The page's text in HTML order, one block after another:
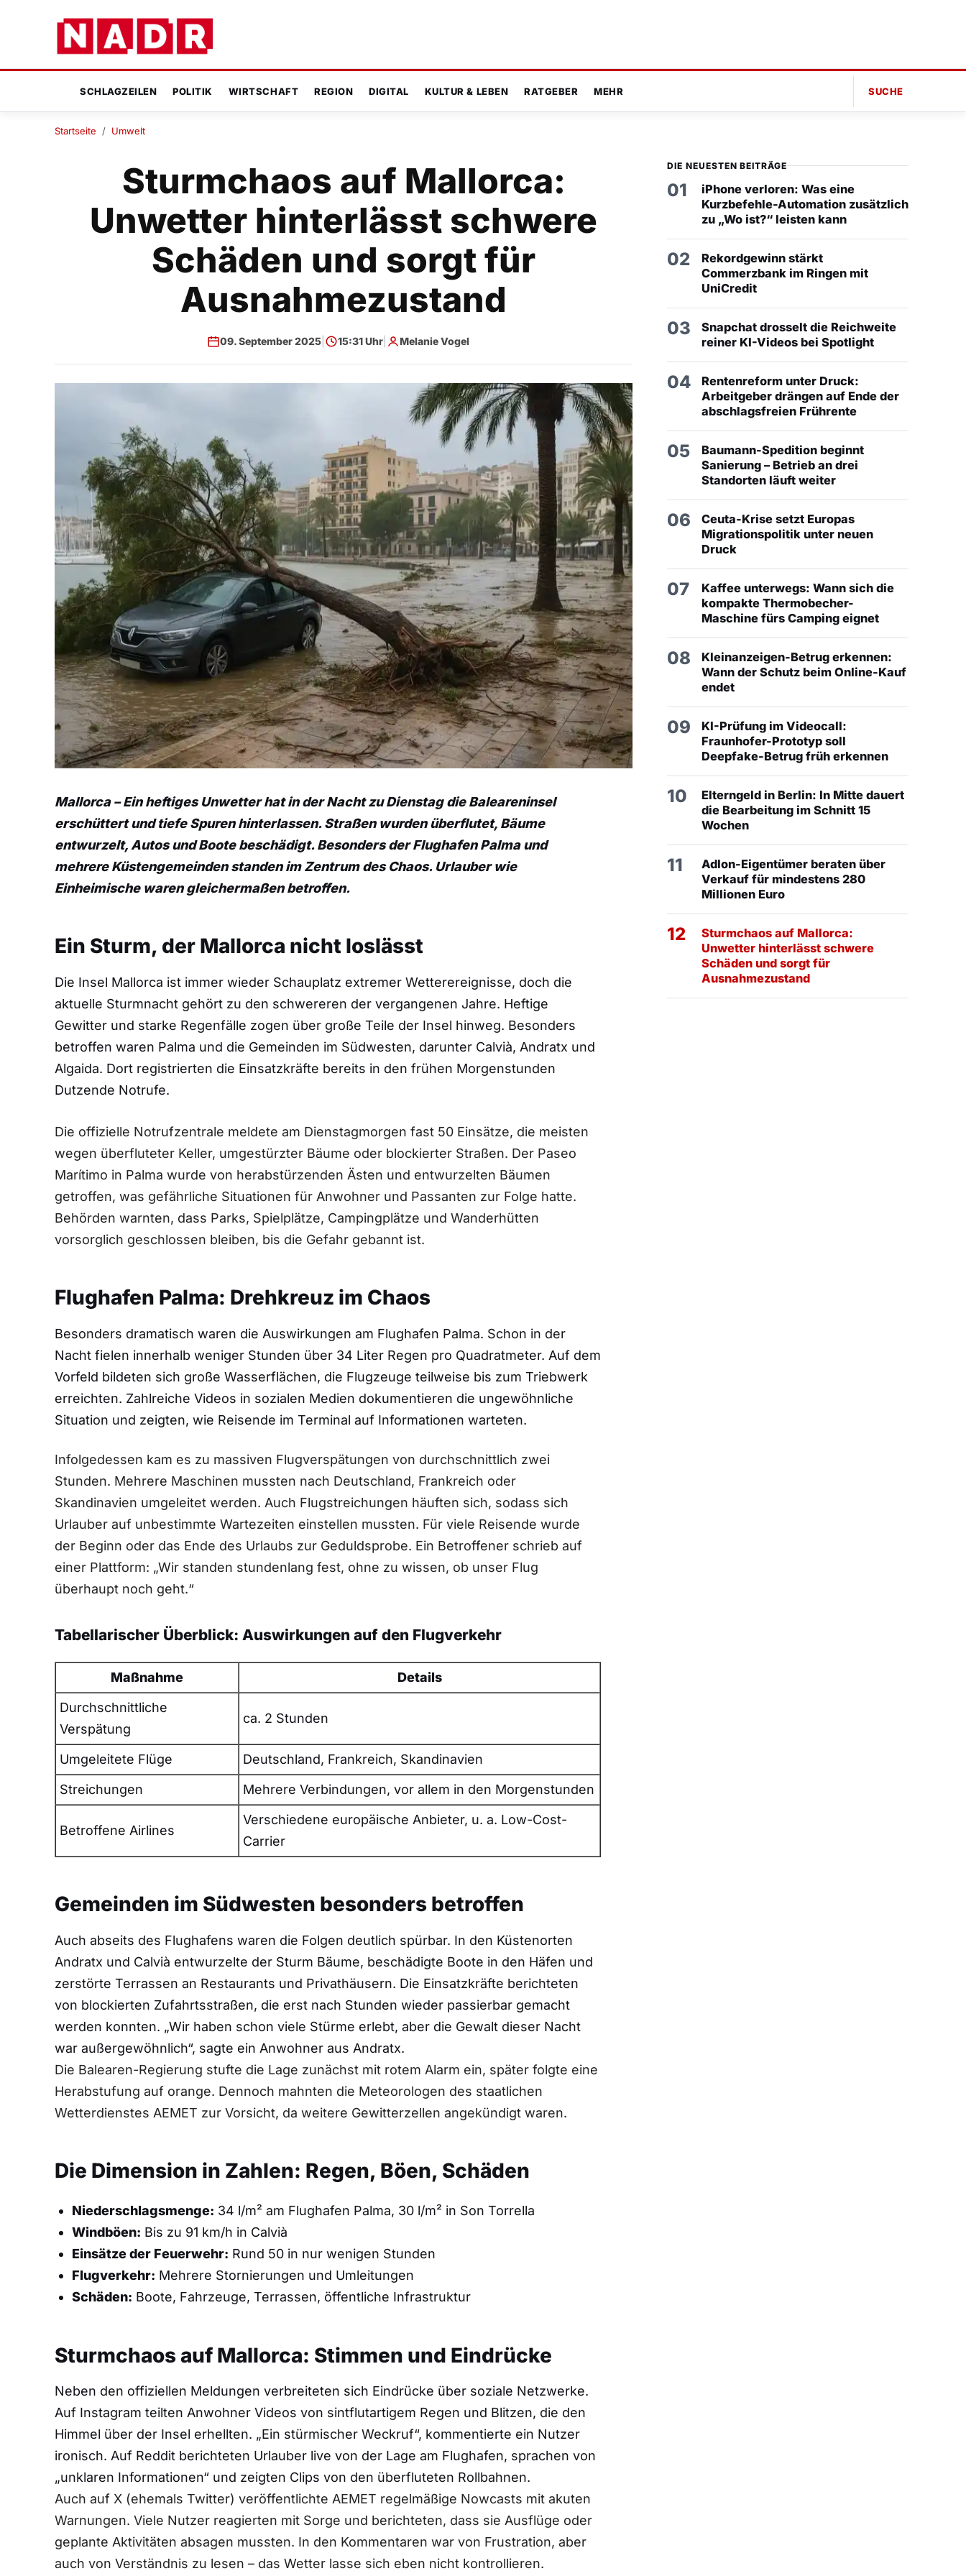
SCHLAGZEILEN POLITIK WIRTSCHAFT REGION DIGITAL KULTUR & LEBEN RATGEBER MEHR SUCHE
Startseite / Umwelt
Sturmchaos auf Mallorca:
Unwetter hinterlässt schwere
Schäden und sorgt für
Ausnahmezustand
09. September 2025 15:31 Uhr Melanie Vogel
Mallorca – Ein heftiges Unwetter hat in der Nacht zu Dienstag die Baleareninsel
erschüttert und tiefe Spuren hinterlassen. Straßen wurden überflutet, Bäume
entwurzelt, Autos und Boote beschädigt. Besonders der Flughafen Palma und
mehrere Küstengemeinden standen im Zentrum des Chaos. Urlauber wie
Einheimische waren gleichermaßen betroffen.
Ein Sturm, der Mallorca nicht loslässt
Die Insel Mallorca ist immer wieder Schauplatz extremer Wetterereignisse, doch die
aktuelle Sturmnacht gehört zu den schwereren der vergangenen Jahre. Heftige
Gewitter und starke Regenfälle zogen über große Teile der Insel hinweg. Besonders
betroffen waren Palma und die Gemeinden im Südwesten, darunter Calvià, Andratx und
Algaida. Dort registrierten die Einsatzkräfte bereits in den frühen Morgenstunden
Dutzende Notrufe.
Die offizielle Notrufzentrale meldete am Dienstagmorgen fast 50 Einsätze, die meisten
wegen überfluteter Keller, umgestürzter Bäume oder blockierter Straßen. Der Paseo
Marítimo in Palma wurde von herabstürzenden Ästen und entwurzelten Bäumen
getroffen, was gefährliche Situationen für Anwohner und Passanten zur Folge hatte.
Behörden warnten, dass Parks, Spielplätze, Campingplätze und Wanderhütten
vorsorglich geschlossen bleiben, bis die Gefahr gebannt ist.
Flughafen Palma: Drehkreuz im Chaos
Besonders dramatisch waren die Auswirkungen am Flughafen Palma. Schon in der
Nacht fielen innerhalb weniger Stunden über 34 Liter Regen pro Quadratmeter. Auf dem
Vorfeld bildeten sich große Wasserflächen, die Flugzeuge teilweise bis zum Triebwerk
erreichten. Zahlreiche Videos in sozialen Medien dokumentieren die ungewöhnliche
Situation und zeigten, wie Reisende im Terminal auf Informationen warteten.
Infolgedessen kam es zu massiven Flugverspätungen von durchschnittlich zwei
Stunden. Mehrere Maschinen mussten nach Deutschland, Frankreich oder
Skandinavien umgeleitet werden. Auch Flugstreichungen häuften sich, sodass sich
Urlauber auf unbestimmte Wartezeiten einstellen mussten. Für viele Reisende wurde
der Beginn oder das Ende des Urlaubs zur Geduldsprobe. Ein Betroffener schrieb auf
einer Plattform: „Wir standen stundenlang fest, ohne zu wissen, ob unser Flug
überhaupt noch geht.“
Tabellarischer Überblick: Auswirkungen auf den Flugverkehr
Maßnahme
Details
Durchschnittliche
Verspätung
ca. 2 Stunden
Umgeleitete Flüge
Deutschland, Frankreich, Skandinavien
Streichungen
Mehrere Verbindungen, vor allem in den Morgenstunden
Betroffene Airlines
Verschiedene europäische Anbieter, u. a. Low-Cost-
Carrier
Gemeinden im Südwesten besonders betroffen
Auch abseits des Flughafens waren die Folgen deutlich spürbar. In den Küstenorten
Andratx und Calvià entwurzelte der Sturm Bäume, beschädigte Boote in den Häfen und
zerstörte Terrassen an Restaurants und Privathäusern. Die Einsatzkräfte berichteten
von blockierten Zufahrtsstraßen, die erst nach Stunden wieder passierbar gemacht
werden konnten. „Wir haben schon viele Stürme erlebt, aber die Gewalt dieser Nacht
war außergewöhnlich“, sagte ein Anwohner aus Andratx.
Die Balearen-Regierung stufte die Lage zunächst mit rotem Alarm ein, später folgte eine
Herabstufung auf orange. Dennoch mahnten die Meteorologen des staatlichen
Wetterdienstes AEMET zur Vorsicht, da weitere Gewitterzellen angekündigt waren.
Die Dimension in Zahlen: Regen, Böen, Schäden
Niederschlagsmenge: 34 l/m² am Flughafen Palma, 30 l/m² in Son Torrella
Windböen: Bis zu 91 km/h in Calvià
Einsätze der Feuerwehr: Rund 50 in nur wenigen Stunden
Flugverkehr: Mehrere Stornierungen und Umleitungen
Schäden: Boote, Fahrzeuge, Terrassen, öffentliche Infrastruktur
Sturmchaos auf Mallorca: Stimmen und Eindrücke
Neben den offiziellen Meldungen verbreiteten sich Eindrücke über soziale Netzwerke.
Auf Instagram teilten Anwohner Videos von sintflutartigem Regen und Blitzen, die den
Himmel über der Insel erhellten. „Ein stürmischer Weckruf“, kommentierte ein Nutzer
ironisch. Auf Reddit berichteten Urlauber live von der Lage am Flughafen, sprachen von
„unklaren Informationen“ und zeigten Clips von den überfluteten Rollbahnen.
Auch auf X (ehemals Twitter) veröffentlichte AEMET regelmäßige Nowcasts mit akuten
Warnungen. Viele Nutzer reagierten mit Sorge und berichteten, dass sie Ausflüge oder
geplante Aktivitäten absagen mussten. In den Kommentaren war von Frustration, aber
auch von Verständnis zu lesen – das Wetter lasse sich eben nicht kontrollieren.
DIE NEUESTEN BEITRÄGE
01
iPhone verloren: Was eine
Kurzbefehle-Automation zusätzlich
zu „Wo ist?“ leisten kann
02
Rekordgewinn stärkt
Commerzbank im Ringen mit
UniCredit
03
Snapchat drosselt die Reichweite
reiner KI-Videos bei Spotlight
04
Rentenreform unter Druck:
Arbeitgeber drängen auf Ende der
abschlagsfreien Frührente
05
Baumann-Spedition beginnt
Sanierung – Betrieb an drei
Standorten läuft weiter
06
Ceuta-Krise setzt Europas
Migrationspolitik unter neuen
Druck
07
Kaffee unterwegs: Wann sich die
kompakte Thermobecher-
Maschine fürs Camping eignet
08
Kleinanzeigen-Betrug erkennen:
Wann der Schutz beim Online-Kauf
endet
09
KI-Prüfung im Videocall:
Fraunhofer-Prototyp soll
Deepfake-Betrug früh erkennen
10
Elterngeld in Berlin: In Mitte dauert
die Bearbeitung im Schnitt 15
Wochen
11
Adlon-Eigentümer beraten über
Verkauf für mindestens 280
Millionen Euro
12
Sturmchaos auf Mallorca:
Unwetter hinterlässt schwere
Schäden und sorgt für
Ausnahmezustand